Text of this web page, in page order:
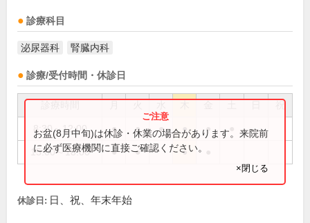
診療科目
泌尿器科 腎臓内科
診療/受付時間・休診日
祝
8:30～12:00 ● ● ● ● ●
15:00～18:00 ● ● ●
お盆(8月中旬)は休診・休業の場合があります。来院前
に必ず医療機関に直接ご確認ください。
×閉じる
休診日: 日、祝、年末年始